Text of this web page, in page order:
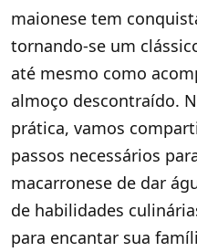
maionese tem
tornando-se um
até mesmo como
almoço descontraído.
prática, vamos
passos necessários
macarronese de dar
de habilidades
para encantar sua